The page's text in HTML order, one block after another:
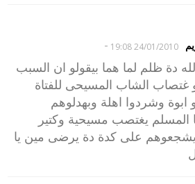
24/01/2010 19:08
-
دة ظلم لما هما بيقولو ان السبب
غتصاب الشاب المسيحى للفتاة
ابوة وشردوا اهلة وبهدلوهم
المسلم يغتصب مسيحية وكتير
على كدة دة يرضى مين يا